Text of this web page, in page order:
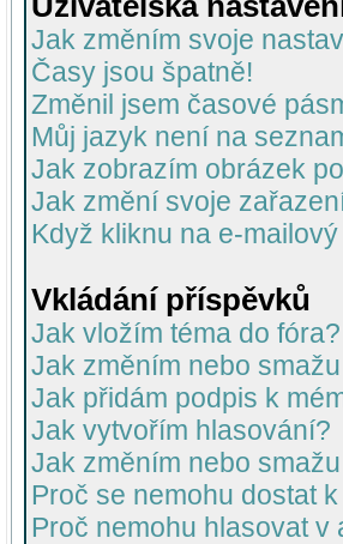
Jak změním svoje
Časy jsou špatně!
Změnil jsem časové
Můj jazyk není na
Jak zobrazím obrázek
Jak změní svoje
Když kliknu na e-
Vkládání příspěvků
Jak vložím téma do fóra?
Jak změním nebo
Jak přidám podpis k
Jak vytvořím hlasování?
Jak změním nebo
Proč se nemohu dostat
Proč nemohu hlasovat v